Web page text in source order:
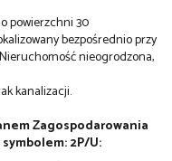
powierzchni 30
bezpośrednio przy
nieogrodzona,
kanalizacji.
Zagospodarowania
2P/U: